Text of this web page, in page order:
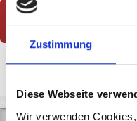
Zustimmung
Diese Webseite
Wir verwenden
IN DEN
WARENKORB